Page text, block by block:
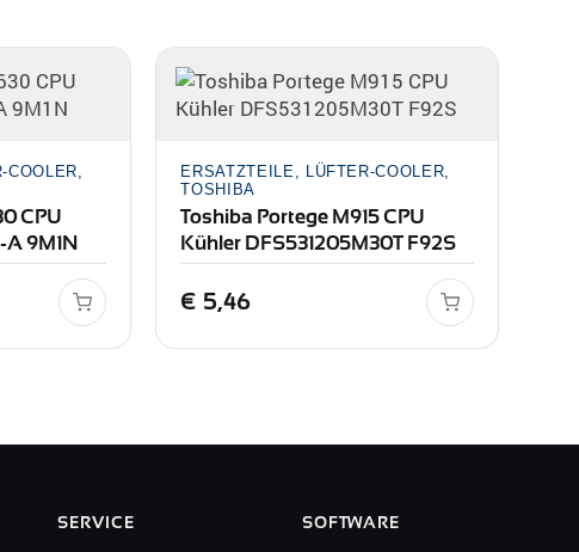
CPU
9M1N
ERSATZTEILE, LÜFTER-COOLER,
TOSHIBA
Toshiba Portege M915 CPU
Kühler DFS531205M30T F92S
€ 5,46
SERVICE SOFTWARE